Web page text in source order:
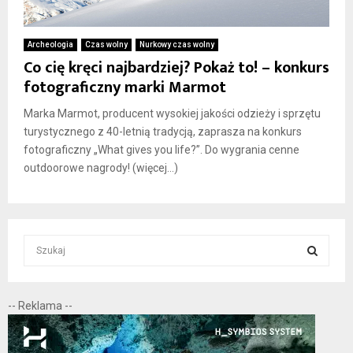
Archeologia Czas wolny Nurkowy czas wolny
Co cię kręci najbardziej? Pokaż to! – konkurs
fotograficzny marki Marmot
Marka Marmot, producent wysokiej jakości odzieży i sprzętu
turystycznego z 40-letnią tradycją, zaprasza na konkurs
fotograficzny „What gives you life?”. Do wygrania cenne
outdoorowe nagrody! (więcej…)
c
h
f
E
A
-- Reklama --